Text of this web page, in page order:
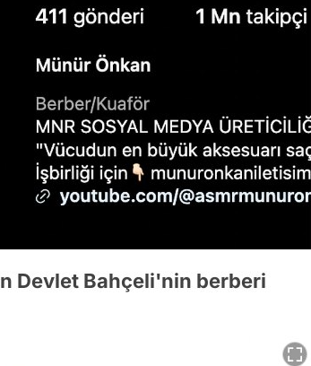
Devlet Bahçeli'nin berberi